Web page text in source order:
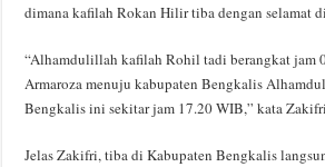
dimana kafilah Rokan Hilir tiba dengan selamat
“Alhamdulillah kafilah Rohil tadi berangkat jam
Armaroza menuju kabupaten Bengkalis
Bengkalis ini sekitar jam 17.20 WIB,” kata
Jelas Zakifri, tiba di Kabupaten Bengkalis